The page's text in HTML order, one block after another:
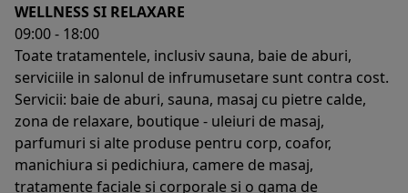
WELLNESS SI RELAXARE
09:00 - 18:00
Toate tratamentele, inclusiv sauna, baie de aburi,
serviciile in salonul de infrumusetare sunt contra cost.
Servicii: baie de aburi, sauna, masaj cu pietre calde,
zona de relaxare, boutique - uleiuri de masaj,
parfumuri si alte produse pentru corp, coafor,
manichiura si pedichiura, camere de masaj,
tratamente faciale si corporale si o gama de